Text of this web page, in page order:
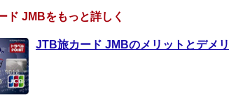
ド JMBをもっと詳しく
JTB旅カード JMBのメリットとデメ